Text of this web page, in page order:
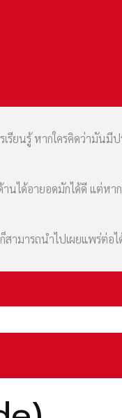
รียนรู้ หากใครคิดว่ามันมี
นได้อายอดมักได้ดี แต่หา
ามารถนำไปเผยแพร่ต่อไ